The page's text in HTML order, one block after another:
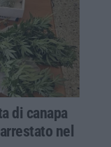
di canapa
nel